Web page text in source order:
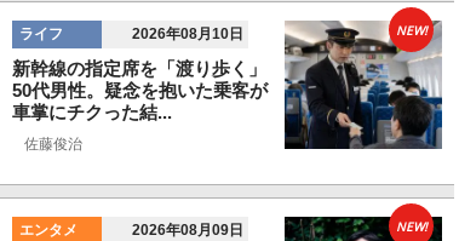
ライフ 2026年08月10日
新幹線の指定席を「渡り歩く」
50代男性。疑念を抱いた乗客が
車掌にチクった結...
佐藤俊治
NEW!
エンタメ 2026年08月09日 NEW!